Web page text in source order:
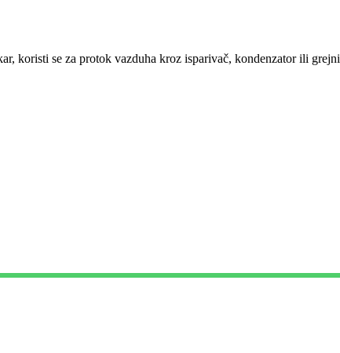
koristi se za protok vazduha kroz isparivač, kondenzator ili